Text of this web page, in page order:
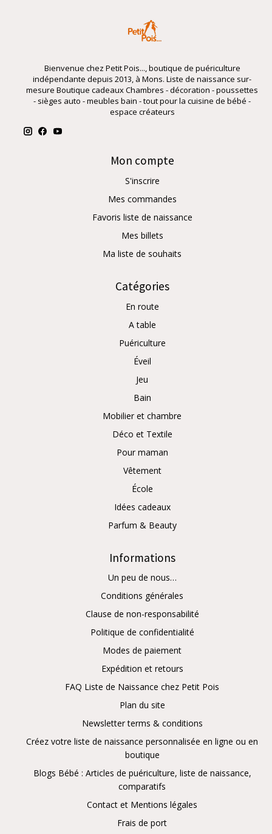
Bienvenue chez Petit Pois..., boutique de puériculture
indépendante depuis 2013, à Mons. Liste de naissance sur-
mesure Boutique cadeaux Chambres - décoration - poussettes
- sièges auto - meubles bain - tout pour la cuisine de bébé -
espace créateurs
Mon compte
S'inscrire
Mes commandes
Favoris liste de naissance
Mes billets
Ma liste de souhaits
Catégories
En route
A table
Puériculture
Éveil
Jeu
Bain
Mobilier et chambre
Déco et Textile
Pour maman
Vêtement
École
Idées cadeaux
Parfum & Beauty
Informations
Un peu de nous…
Conditions générales
Clause de non-responsabilité
Politique de confidentialité
Modes de paiement
Expédition et retours
FAQ Liste de Naissance chez Petit Pois
Plan du site
Newsletter terms & conditions
Créez votre liste de naissance personnalisée en ligne ou en
boutique
Blogs Bébé : Articles de puériculture, liste de naissance,
comparatifs
Contact et Mentions légales
Frais de port